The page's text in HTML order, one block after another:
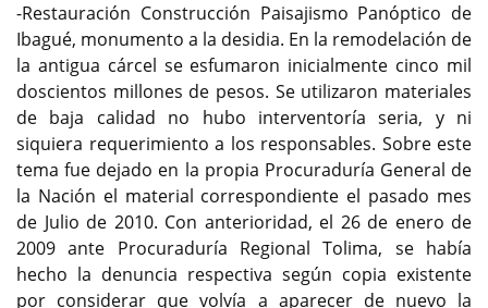
-Restauración Construcción Paisajismo Panóptico de
Ibagué, monumento a la desidia. En la remodelación de
la antigua cárcel se esfumaron inicialmente cinco mil
doscientos millones de pesos. Se utilizaron materiales
de baja calidad no hubo interventoría seria, y ni
siquiera requerimiento a los responsables. Sobre este
tema fue dejado en la propia Procuraduría General de
la Nación el material correspondiente el pasado mes
de Julio de 2010. Con anterioridad, el 26 de enero de
2009 ante Procuraduría Regional Tolima, se había
hecho la denuncia respectiva según copia existente
por considerar que volvía a aparecer de nuevo la